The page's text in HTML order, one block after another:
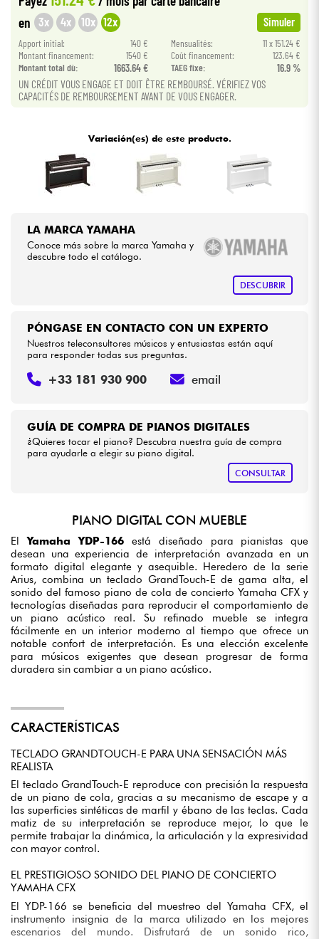
Cables & Acces.
HiFi
Bundle
en 3x 4x 10x 12x Simuler
Apport initial: 140 € Mensualités:
11 x 151.24 €
Montant financement:
1540 € Coût financement:
123.64 €
Montant total dù:
1663.64 € TAEG fixe: 16.9 %
UN CRÉDIT VOUS ENGAGE ET DOIT ÊTRE REMBOURSÉ. VÉRIFIEZ VOS
CAPACITÉS DE REMBOURSEMENT AVANT DE VOUS ENGAGER.
Variación(es) de este producto.
LA MARCA YAMAHA
Conoce más sobre la marca Yamaha y
descubre todo el catálogo.
DESCUBRIR
GUÍA DE COMPRA DE PIANOS DIGITALES
¿Quieres tocar el piano? Descubra nuestra guía de compra
para ayudarle a elegir su piano digital.
CONSULTAR
PÓNGASE EN CONTACTO CON UN EXPERTO
Nuestros teleconsultores músicos y entusiastas están aquí
para responder todas sus preguntas.
+33 181 930 900 email
PIANO DIGITAL CON MUEBLE
ElYamaha YDP-166 está diseñado para pianistas que
desean una experiencia de interpretación avanzada en un
formato digital elegante y asequible. Heredero de la serie
Arius, combina un teclado GrandTouch-E de gama alta, el
sonido del famoso piano de cola de concierto Yamaha CFX y
tecnologías diseñadas para reproducir el comportamiento de
un piano acústico real. Su refinado mueble se integra
fácilmente en un interior moderno al tiempo que ofrece un
notable confort de interpretación. Es una elección excelente
para músicos exigentes que desean progresar de forma
duradera sin cambiar a un piano acústico.
CARACTERÍSTICAS
TECLADO GRANDTOUCH-E PARA UNA SENSACIÓN MÁS
REALISTA
El teclado GrandTouch-E reproduce con precisión la respuesta
de un piano de cola, gracias a su mecanismo de escape y a
las superficies sintéticas de marfil y ébano de las teclas. Cada
matiz de su interpretación se reproduce mejor, lo que le
permite trabajar la dinámica, la articulación y la expresividad
con mayor control.
EL PRESTIGIOSO SONIDO DEL PIANO DE CONCIERTO
YAMAHA CFX
El YDP-166 se beneficia del muestreo del Yamaha CFX, el
instrumento insignia de la marca utilizado en los mejores
escenarios del mundo. Disfrutará de un sonido rico,